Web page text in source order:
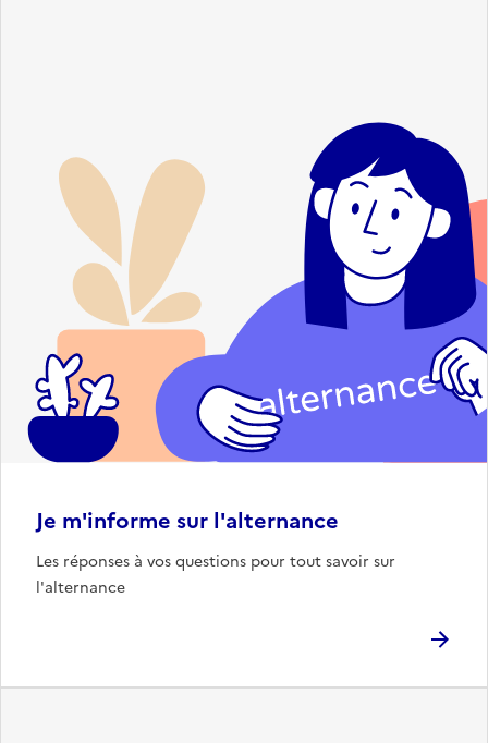
Je m'informe sur l'alternance
Les réponses à vos questions pour tout savoir sur
l'alternance